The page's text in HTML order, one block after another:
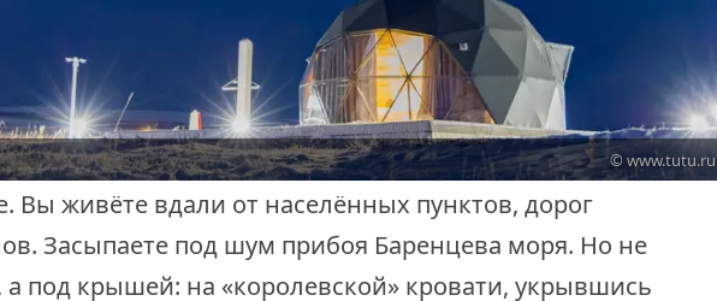
© www.tutu.ru
Вы живёте вдали от населённых пунктов, дорог
Засыпаете под шум прибоя Баренцева моря. Но не
а под крышей: на «королевской» кровати, укрывшись